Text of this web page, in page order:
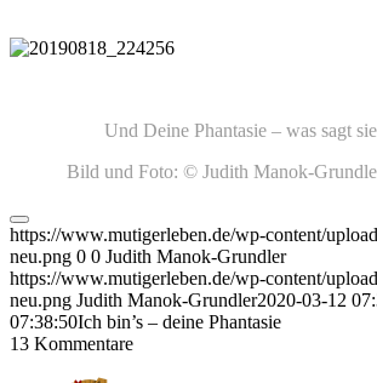
Und Deine Phantasie – was sagt
Bild und Foto: © Judith Manok-
https://www.mutigerleben.de/wp-content/
neu.png 0 0 Judith Manok-Grundler
https://www.mutigerleben.de/wp-content/
neu.png Judith Manok-Grundler2020-03-12
07:38:50Ich bin’s – deine Phantasie
13 Kommentare